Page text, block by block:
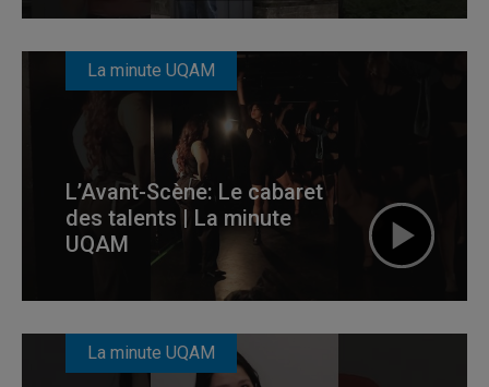
La minute UQAM
L’Avant-Scène: Le cabaret
des talents | La minute
UQAM
La minute UQAM